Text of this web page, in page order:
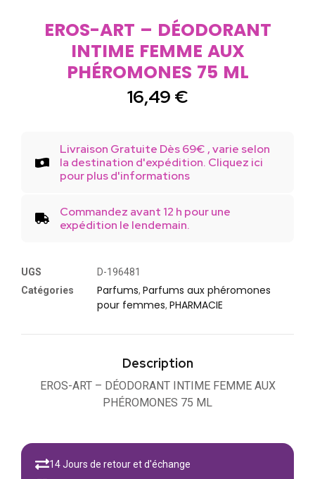
EROS-ART – DÉODORANT
INTIME FEMME AUX
PHÉROMONES 75 ML
16,49 €
Livraison Gratuite Dès 69€ , varie selon
la destination d'expédition. Cliquez ici
pour plus d'informations
Commandez avant 12 h pour une
expédition le lendemain.
UGS
D-196481
Catégories
Parfums, Parfums aux phéromones
pour femmes, PHARMACIE
Description
EROS-ART – DÉODORANT INTIME FEMME AUX
PHÉROMONES 75 ML
14 Jours de retour et d'échange